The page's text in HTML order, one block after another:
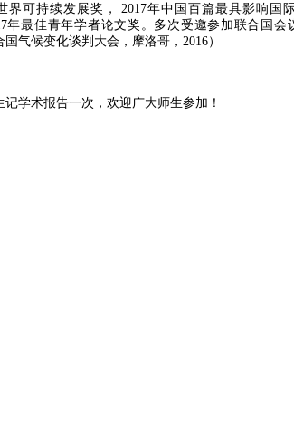
界可持续发展奖， 2017年中国百篇最具影响国
年最佳青年学者论文奖。多次受邀参加联合国
国气候变化谈判大会，摩洛哥， 2016）
术报告一次，欢迎广大师生参加！